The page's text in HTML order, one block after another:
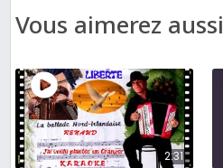
Vous aimerez aussi
2:31